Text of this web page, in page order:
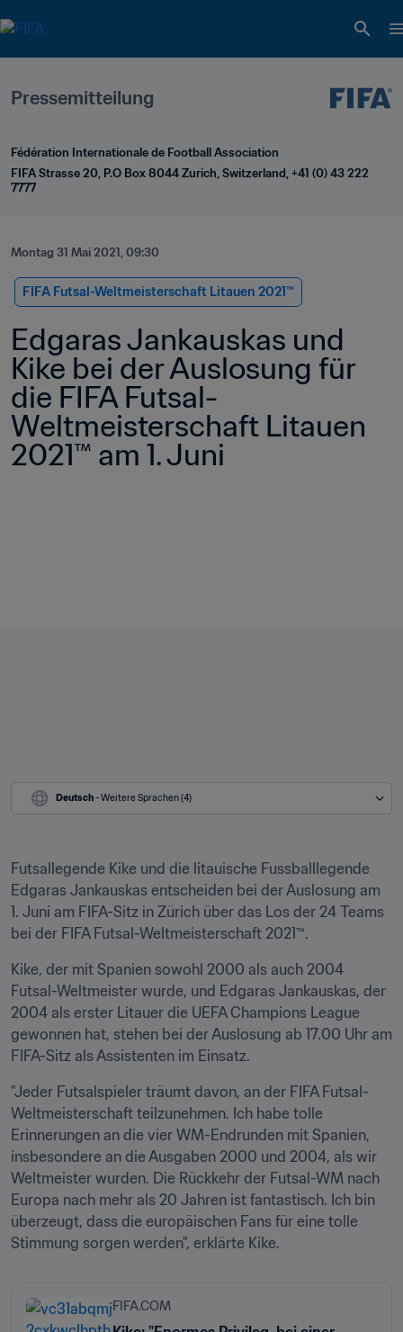
Pressemitteilung
Fédération Internationale de Football Association
FIFA Strasse 20, P.O Box 8044 Zurich, Switzerland, +41 (0) 43 222
7777
Montag 31 Mai 2021, 09:30
FIFA Futsal-Weltmeisterschaft Litauen 2021™
Edgaras Jankauskas und
Kike bei der Auslosung für
die FIFA Futsal-
Weltmeisterschaft Litauen
2021™ am 1. Juni
Deutsch - Weitere Sprachen (4)
Futsallegende Kike und die litauische Fussballlegende
Edgaras Jankauskas entscheiden bei der Auslosung am
1. Juni am FIFA-Sitz in Zürich über das Los der 24 Teams
bei der FIFA Futsal-Weltmeisterschaft 2021™.
Kike, der mit Spanien sowohl 2000 als auch 2004
Futsal-Weltmeister wurde, und Edgaras Jankauskas, der
2004 als erster Litauer die UEFA Champions League
gewonnen hat, stehen bei der Auslosung ab 17.00 Uhr am
FIFA-Sitz als Assistenten im Einsatz.
"Jeder Futsalspieler träumt davon, an der FIFA Futsal-
Weltmeisterschaft teilzunehmen. Ich habe tolle
Erinnerungen an die vier WM-Endrunden mit Spanien,
insbesondere an die Ausgaben 2000 und 2004, als wir
Weltmeister wurden. Die Rückkehr der Futsal-WM nach
Europa nach mehr als 20 Jahren ist fantastisch. Ich bin
überzeugt, dass die europäischen Fans für eine tolle
Stimmung sorgen werden", erklärte Kike.
FIFA.COM